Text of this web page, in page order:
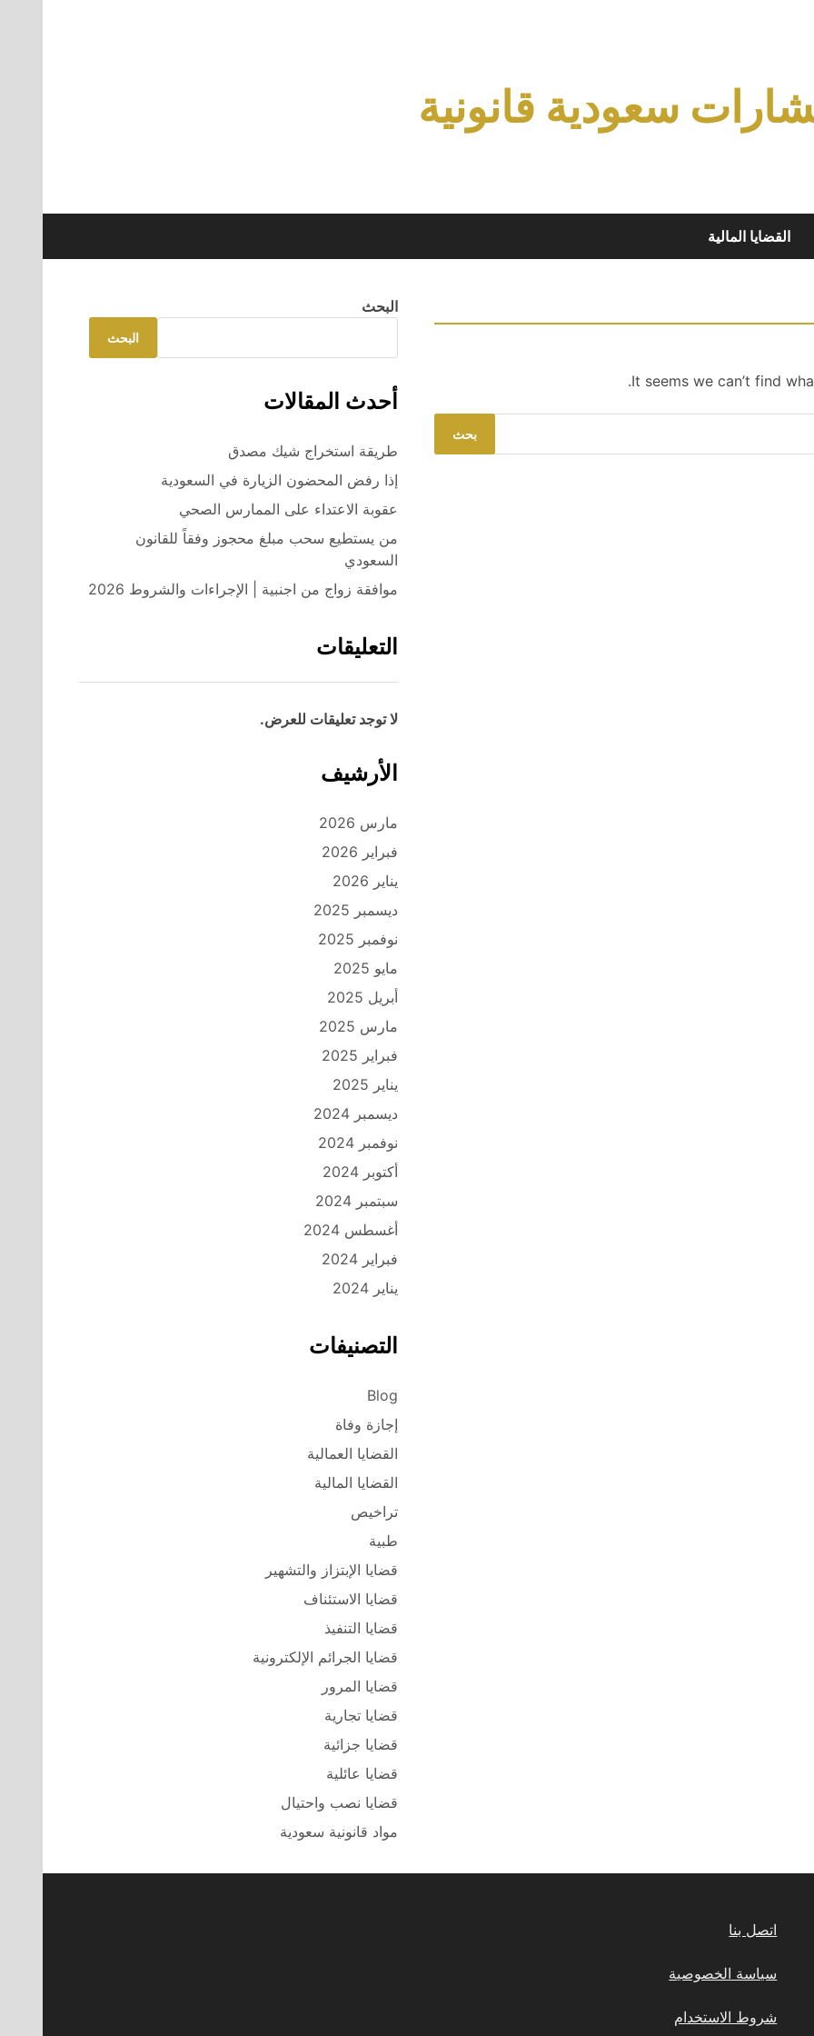
سعودية قانونية
القضايا المالية
It seems we can’t find
البحث
البحث
أحدث المقالات
طريقة استخراج شيك مصدق
إذا رفض المحضون الزيارة في السعودية
عقوبة الاعتداء على الممارس الصحي
من يستطيع سحب مبلغ محجوز وفقاً للقانون
السعودي
موافقة زواج من اجنبية | الإجراءات والشروط 2026
التعليقات
لا توجد تعليقات للعرض.
الأرشيف
مارس 2026
فبراير 2026
يناير 2026
ديسمبر 2025
نوفمبر 2025
مايو 2025
أبريل 2025
مارس 2025
فبراير 2025
يناير 2025
ديسمبر 2024
نوفمبر 2024
أكتوبر 2024
سبتمبر 2024
أغسطس 2024
فبراير 2024
يناير 2024
التصنيفات
Blog
إجازة وفاة
القضايا العمالية
القضايا المالية
تراخيص
طبية
قضايا الإبتزاز والتشهير
قضايا الاستئناف
قضايا التنفيذ
قضايا الجرائم الإلكترونية
قضايا المرور
قضايا تجارية
قضايا جزائية
قضايا عائلية
قضايا نصب واحتيال
مواد قانونية سعودية
اتصل بنا
سياسة الخصوصية
شروط الاستخدام